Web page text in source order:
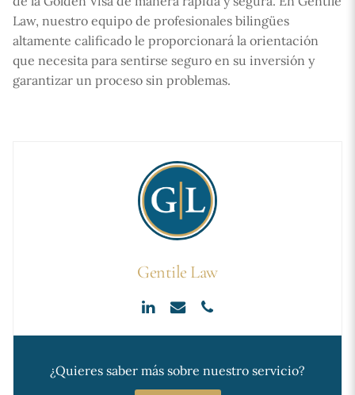
Law, nuestro equipo de profesionales bilingües
altamente calificado le proporcionará la orientación
que necesita para sentirse seguro en su inversión y
garantizar un proceso sin problemas.
Gentile Law
¿Quieres saber más sobre nuestro servicio?